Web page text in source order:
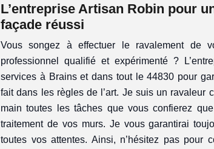
L’entreprise Artisan Robin pour
façade réussi
Vous songez à effectuer le ravalement de
professionnel qualifié et expérimenté ?
services à Brains et dans tout le 44830 pour
fait dans les règles de l’art. Je suis un ravaleur
main toutes les tâches que vous confierez
traitement de vos murs. Je vous garantirai
toutes vos attentes. Ainsi, n’hésitez pas pour